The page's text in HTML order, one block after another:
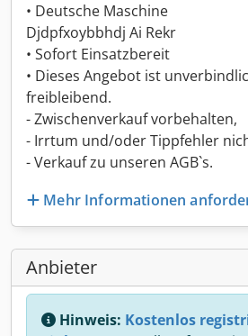
• Deutsche Maschine
Djdpfxoybbhdj Ai Rekr
• Sofort Einsatzbereit
• Dieses Angebot ist
freibleibend.
- Zwischenverkauf vorbehalten,
- Irrtum und/oder Tippfehler
- Verkauf zu unseren AGB`s.
Mehr Informationen
Anbieter
Hinweis: Kostenlos